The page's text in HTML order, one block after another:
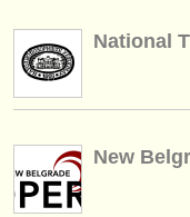
ATS
einloggen
National
New